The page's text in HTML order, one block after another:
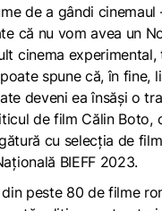
de a gândi
că nu vom avea un
cinema
spune că, în fine,
deveni ea însăși o
de film Călin Boto,
cu selecția de
BIEFF 2023.
peste 80 de filme